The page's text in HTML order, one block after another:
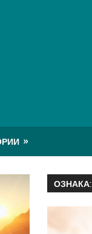
ОЗНАКА: